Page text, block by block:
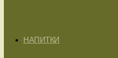
НАПИТКИ